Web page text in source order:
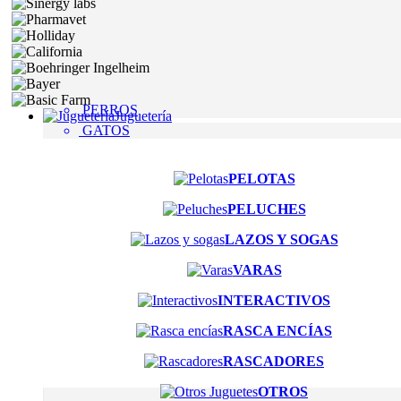
Juguetería
PERROS
GATOS
PELOTAS
PELUCHES
LAZOS Y SOGAS
VARAS
INTERACTIVOS
RASCA ENCÍAS
RASCADORES
OTROS